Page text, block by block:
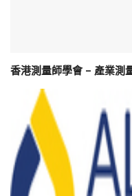
香港測量師學會 – 產業測